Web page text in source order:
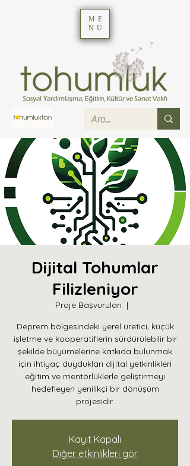
ME
NU
Dijital Tohumlar
Filizleniyor
Proje Başvuruları
  |
.
Deprem bölgesindeki yerel üretici, küçük
işletme ve kooperatiflerin sürdürülebilir bir
şekilde büyümelerine katkıda bulunmak
için ihtiyaç duydukları dijital yetkinlikleri
eğitim ve mentörlüklerle geliştirmeyi
hedefleyen yenilikçi bir dönüşüm
projesidir.
Kayıt Kapalı
Diğer etkinlikleri gör